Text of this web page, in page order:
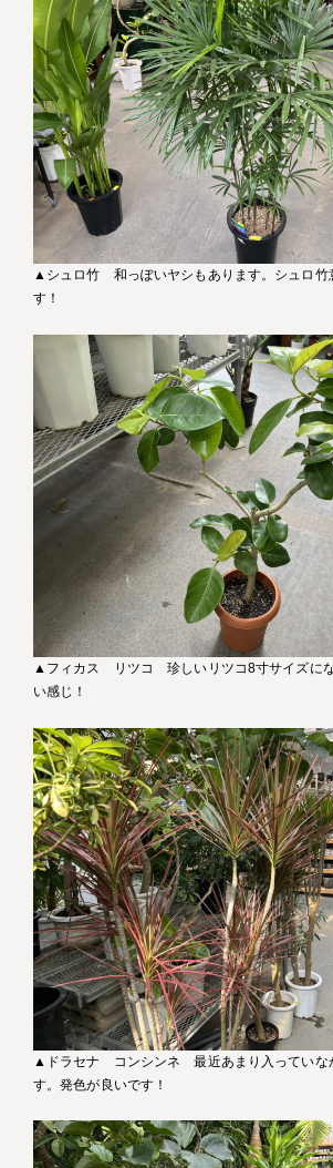
▲シュロ竹 和っぽいヤシもあります。シュロ竹
す！
▲フィカス リツコ 珍しいリツコ8寸サイズにな
い感じ！
▲ドラセナ コンシンネ 最近あまり入っていな
す。発色が良いです！